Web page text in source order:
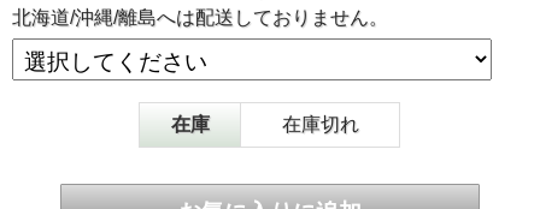
北海道/沖縄/離島へは配送しておりません。
在庫 在庫切れ